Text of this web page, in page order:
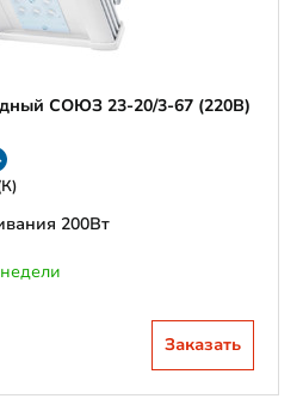
СОЮЗ 23-20/3-67 (220В)
200Вт
Заказать